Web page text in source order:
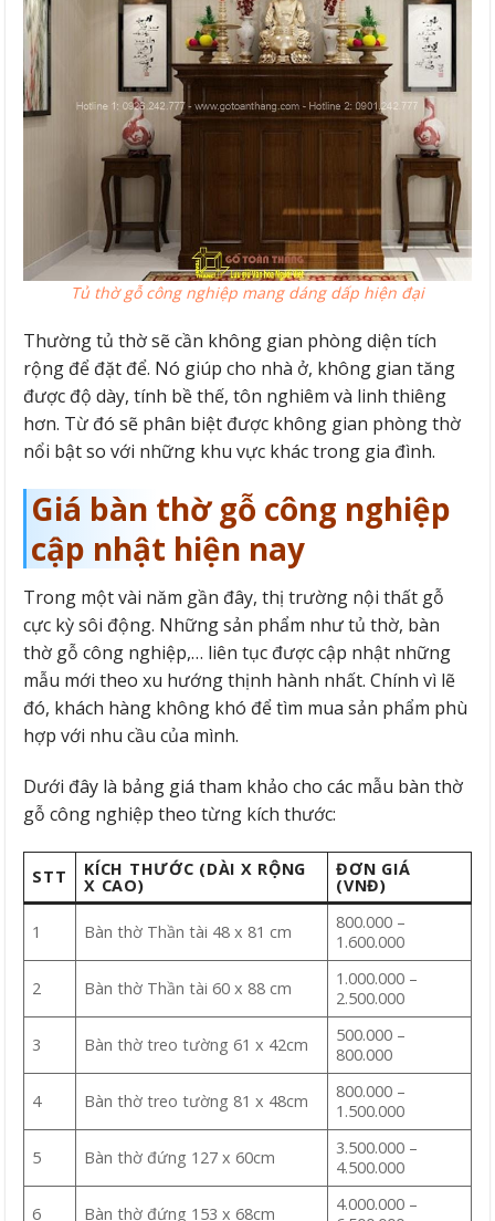
Tủ thờ gỗ công nghiệp mang dáng dấp hiện đại
Thường tủ thờ sẽ cần không gian phòng diện tích
rộng để đặt để. Nó giúp cho nhà ở, không gian tăng
được độ dày, tính bề thế, tôn nghiêm và linh thiêng
hơn. Từ đó sẽ phân biệt được không gian phòng thờ
nổi bật so với những khu vực khác trong gia đình.
Giá bàn thờ gỗ công nghiệp
cập nhật hiện nay
Trong một vài năm gần đây, thị trường nội thất gỗ
cực kỳ sôi động. Những sản phẩm như tủ thờ, bàn
thờ gỗ công nghiệp,… liên tục được cập nhật những
mẫu mới theo xu hướng thịnh hành nhất. Chính vì lẽ
đó, khách hàng không khó để tìm mua sản phẩm phù
hợp với nhu cầu của mình.
​Dưới đây là bảng giá tham khảo cho các mẫu bàn thờ
gỗ công nghiệp theo từng kích thước:
STT KÍCH THƯỚC (DÀI X RỘNG
X CAO)
ĐƠN GIÁ
(VNĐ)
1 Bàn thờ Thần tài 48 x 81 cm
800.000 –
1.600.000
2 Bàn thờ Thần tài 60 x 88 cm
1.000.000 –
2.500.000
3 Bàn thờ treo tường 61 x 42cm
500.000 –
800.000
4 Bàn thờ treo tường 81 x 48cm
800.000 –
1.500.000
5 Bàn thờ đứng 127 x 60cm
3.500.000 –
4.500.000
6 Bàn thờ đứng 153 x 68cm
4.000.000 –